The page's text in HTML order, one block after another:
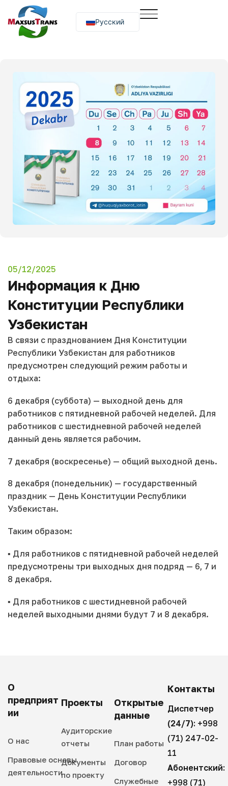
Русский
O‘zbekcha
05/12/2025
Информация к Дню
Конституции Республики
Узбекистан
В связи с празднованием Дня Конституции
Республики Узбекистан для работников
предусмотрен следующий режим работы и
отдыха:
6 декабря (суббота) — выходной день для
работников с пятидневной рабочей неделей. Для
работников с шестидневной рабочей неделей
данный день является рабочим.
7 декабря (воскресенье) — общий выходной день.
8 декабря (понедельник) — государственный
праздник — День Конституции Республики
Узбекистан.
Таким образом:
▪️ Для работников с пятидневной рабочей неделей
предусмотрены три выходных дня подряд — 6, 7 и
8 декабря.
▪️ Для работников с шестидневной рабочей
неделей выходными днями будут 7 и 8 декабря.
О
предприят
ии
О нас
Правовые основы
деятельности
Проекты
Аудиторские
отчеты
Документы
по проекту
Открытые
данные
План работы
Договор
Служебные
Контакты
Диспетчер
(24/7): +998
(71) 247-02-
11
Абонентский:
+998 (71)